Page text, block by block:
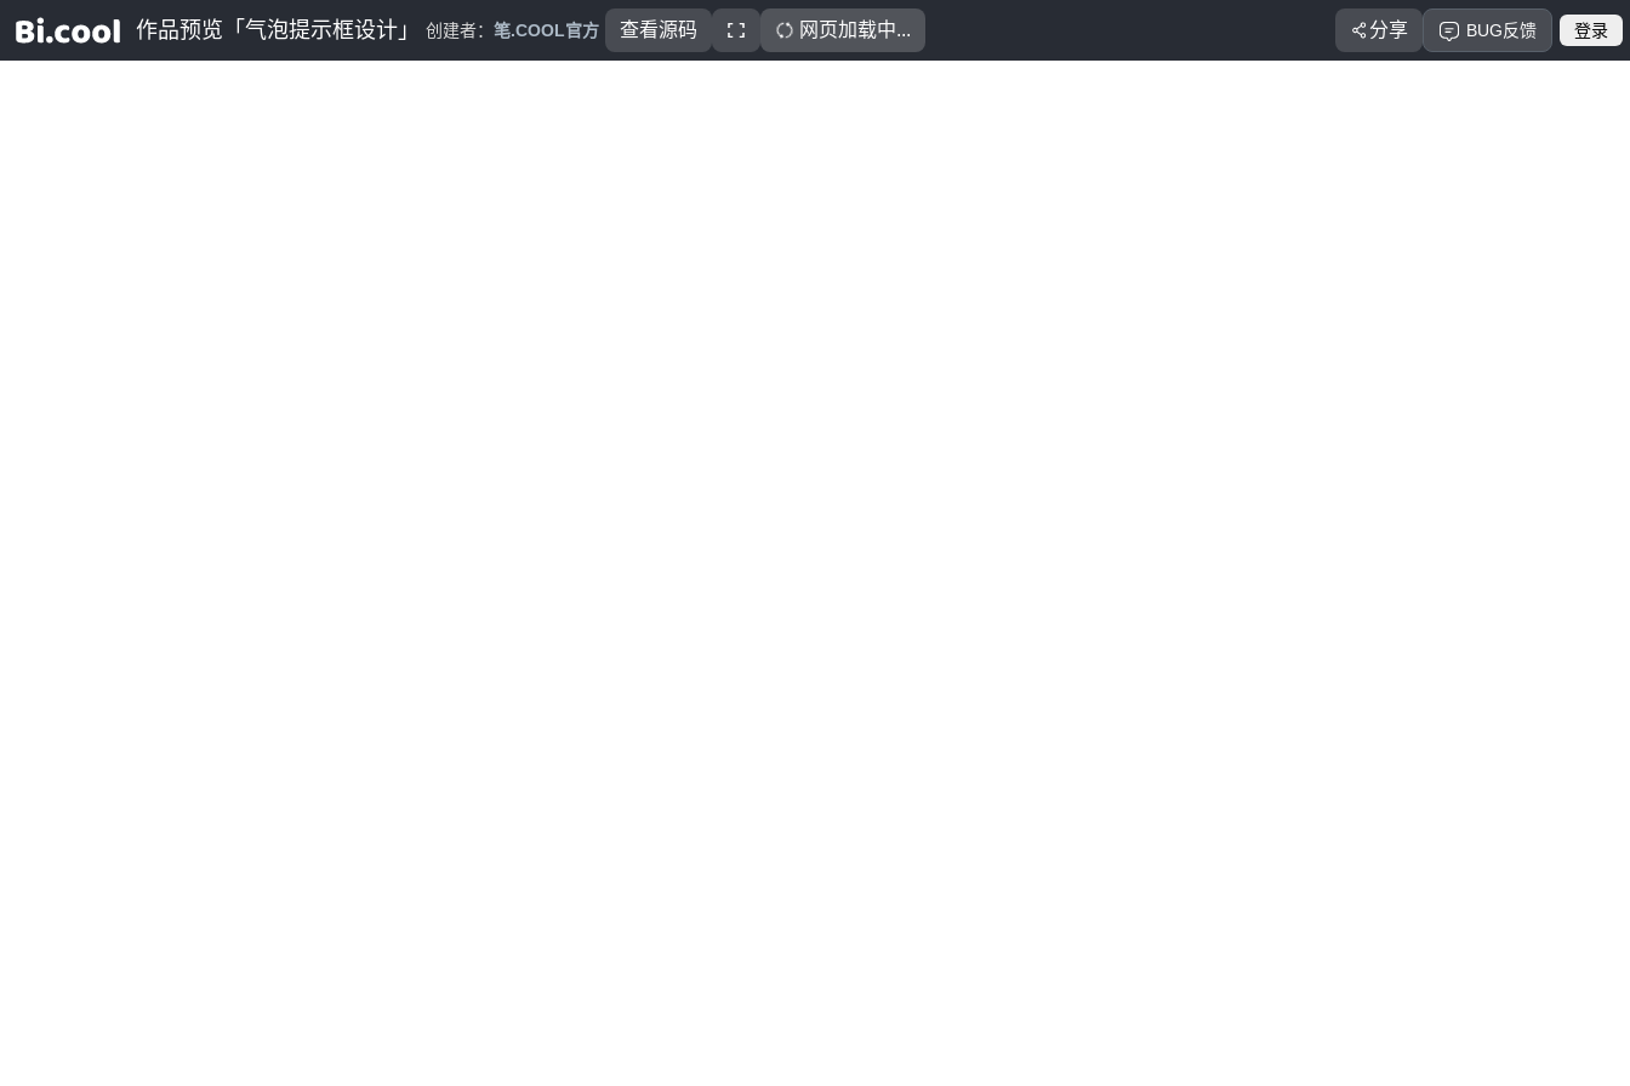
作品预览「气泡提示框设计」 创建者： 笔.COOL官方 查看源码 网页加载中... 分享 BUG反馈 登录